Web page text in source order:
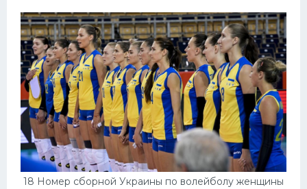
18 Номер сборной Украины по волейболу женщины